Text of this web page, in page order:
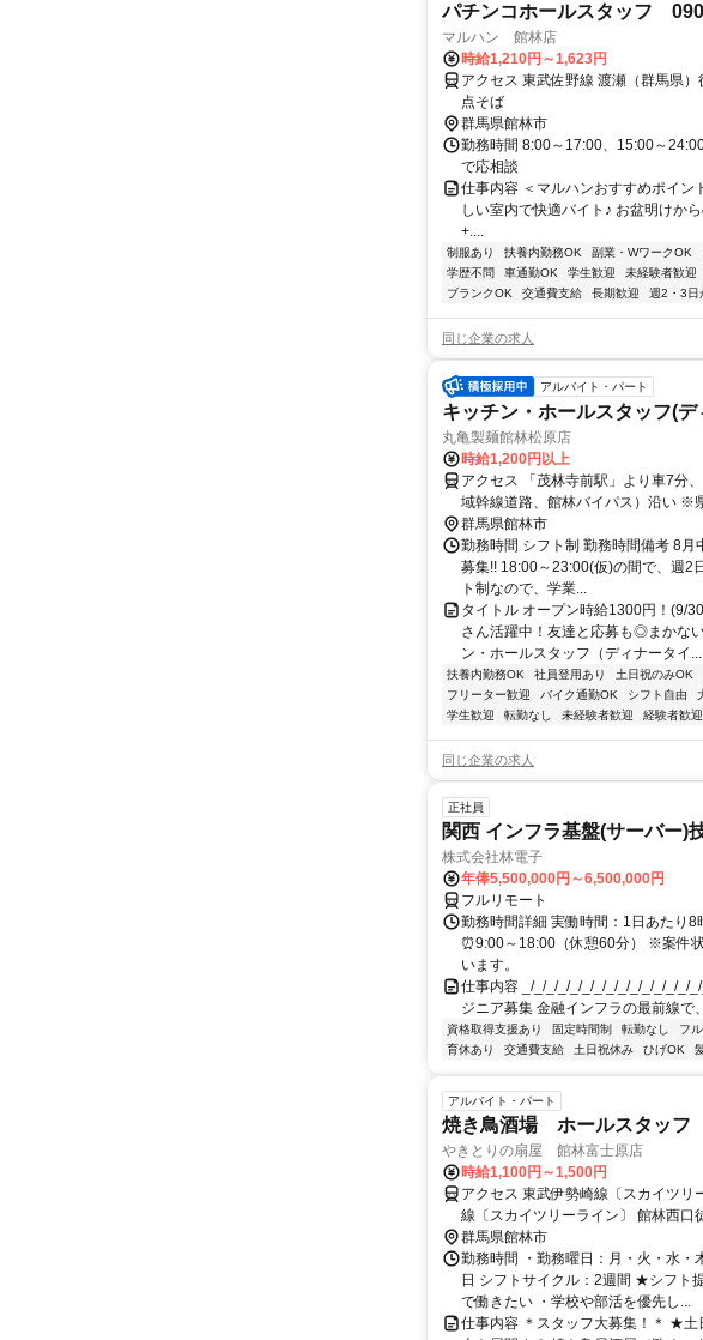
パチンコホールスタッフ
マルハン 館林店
時給1,210円～1,623円
アクセス 東武佐野線 渡瀬（群馬県
点そば
群馬県館林市
勤務時間 8:00～17:00、15:00～
で応相談
仕事内容 ＜マルハンおすすめポ
しい室内で快適バイト♪ お盆明け
+....
制服あり 扶養内勤務OK 副業・WワークOK
学歴不問
車通勤OK 学生歓迎 未経験者歓迎
ブランクOK
交通費支給 長期歓迎 週2・3日
同じ企業の求人
アルバイト・パート
キッチン・ホールスタッフ(
丸亀製麺館林松原店
時給1,200円以上
アクセス 「茂林寺前駅」より車7分
域幹線道路、館林バイパス）沿い ※
田」東側スグ ★車・バイク通勤OK
（駐輪場料金は自己負担、店にある
ーパーがあるので勤務前後のお買い
群馬県館林市
勤務時間 シフト制 勤務時間備考 8
募集!! 18:00～23:00(仮)の間で、週
ト制なので、学業...
タイトル オープン時給1300円！(9/
さん活躍中！友達と応募も◎まかな
ン・ホールスタッフ（ディナータイ...
扶養内勤務OK 社員登用あり 土日祝のみOK
フリーター歓迎
バイク通勤OK シフト自由
学生歓迎
転勤なし 未経験者歓迎 経験者歓迎
同じ企業の求人
正社員
関西 インフラ基盤(サーバー)
株式会社林電子
年俸5,500,000円～6,500,000円
フルリモート
勤務時間詳細 実働時間：1日あたり
⏰9:00～18:00（休憩60分） ※案件
います。
仕事内容 _/_/_/_/_/_/_/_/_/_/_/_/_/_/
ジニア募集 金融インフラの最前線で
資格取得支援あり 固定時間制 転勤なし フ
育休あり
交通費支給 土日祝休み ひげOK
アルバイト・パート
焼き鳥酒場 ホールスタッフ
やきとりの扇屋 館林富士原店
時給1,100円～1,500円
アクセス 東武伊勢崎線〔スカイツ
線〔スカイツリーライン〕 館林西口
東武伊勢崎線 茂林寺前：徒歩15分
群馬県館林市
勤務時間 ・勤務曜日：月・火・水・
日 シフトサイクル：2週間 ★シフト
で働きたい ・学校や部活を優先し...
仕事内容 ＊スタッフ大募集！＊ ★